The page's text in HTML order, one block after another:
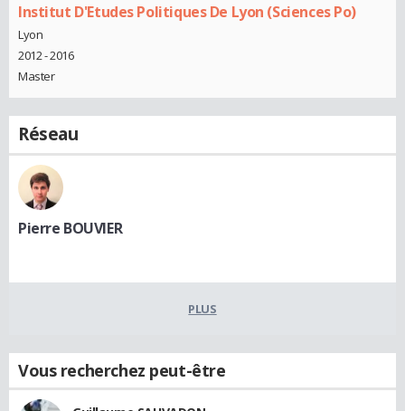
Institut D'Etudes Politiques De Lyon (Sciences Po)
Lyon
2012 - 2016
Master
Réseau
Pierre BOUVIER
PLUS
Vous recherchez peut-être